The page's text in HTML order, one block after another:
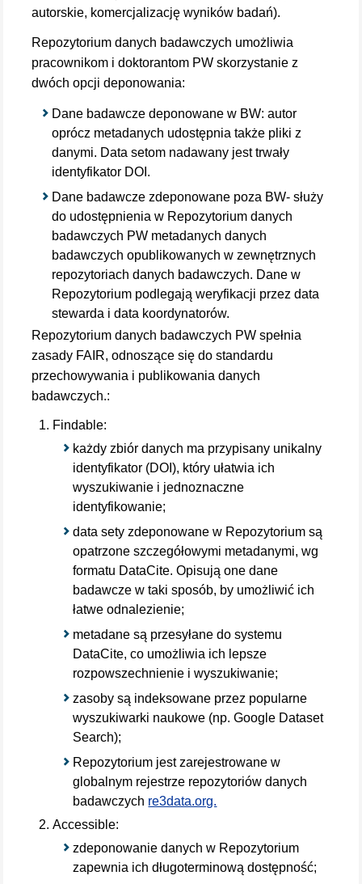
autorskie, komercjalizację wyników badań).
Repozytorium danych badawczych umożliwia
pracownikom i doktorantom PW skorzystanie z
dwóch opcji deponowania:
Dane badawcze deponowane w BW: autor
oprócz metadanych udostępnia także pliki z
danymi. Data setom nadawany jest trwały
identyfikator DOI.
Dane badawcze zdeponowane poza BW- służy
do udostępnienia w Repozytorium danych
badawczych PW metadanych danych
badawczych opublikowanych w zewnętrznych
repozytoriach danych badawczych. Dane w
Repozytorium podlegają weryfikacji przez data
stewarda i data koordynatorów.
Repozytorium danych badawczych PW spełnia
zasady FAIR, odnoszące się do standardu
przechowywania i publikowania danych
badawczych.:
Findable:
każdy zbiór danych ma przypisany unikalny
identyfikator (DOI), który ułatwia ich
wyszukiwanie i jednoznaczne
identyfikowanie;
data sety zdeponowane w Repozytorium są
opatrzone szczegółowymi metadanymi, wg
formatu DataCite. Opisują one dane
badawcze w taki sposób, by umożliwić ich
łatwe odnalezienie;
metadane są przesyłane do systemu
DataCite, co umożliwia ich lepsze
rozpowszechnienie i wyszukiwanie;
zasoby są indeksowane przez popularne
wyszukiwarki naukowe (np. Google Dataset
Search);
Repozytorium jest zarejestrowane w
globalnym rejestrze repozytoriów danych
badawczych re3data.org.
Accessible:
zdeponowanie danych w Repozytorium
zapewnia ich długoterminową dostępność;